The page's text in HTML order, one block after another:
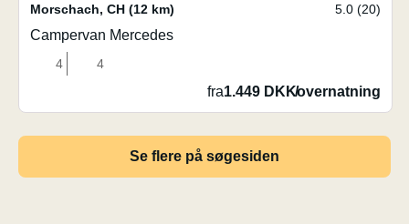
Morschach, CH (12 km) 5.0 (20)
Campervan Mercedes
4 4
fra1.449 DKK/overnatning
Se flere på søgesiden